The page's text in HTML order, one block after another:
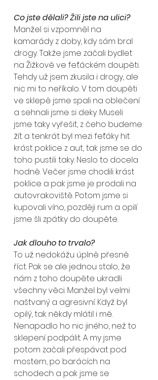
Co jste dělali? Žili jste na ulici?
Manžel si vzpomněl na
kamarády z doby, kdy sám bral
drogy. Takže jsme začali bydlet
na Žižkově ve feťáckém doupěti.
Tehdy už jsem zkusila i drogy, ale
nic mi to neříkalo. V tom doupěti
ve sklepě jsme spali na oblečení
a sehnali jsme si deky. Museli
jsme taky vyřešit, z čeho budeme
žít a tenkrát byl mezi feťáky hit
krást poklice z aut, tak jsme se do
toho pustili taky. Neslo to docela
hodně. Večer jsme chodili krást
poklice a pak jsme je prodali na
autovrakoviště. Potom jsme si
kupovali víno, později rum a opilí
jsme šli zpátky do doupěte.
Jak dlouho to trvalo?
To už nedokážu úplně přesně
říct. Pak se ale jednou stalo, že
nám z toho doupěte ukradli
všechny věci. Manžel byl velmi
naštvaný a agresivní. Když byl
opilý, tak někdy mlátil i mě.
Nenapadlo ho nic jiného, než to
sklepení podpálit. A my jsme
potom začali přespávat pod
mostem, po barácích na
schodech a pak jsme se